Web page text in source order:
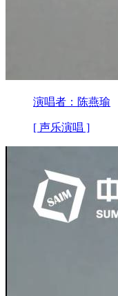
演唱者：陈燕瑜
[ 声乐演唱 ]